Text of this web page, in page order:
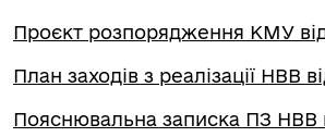
Проєкт розпорядження КМУ
План заходів з реалізації НВВ
Пояснювальна записка ПЗ НВВ